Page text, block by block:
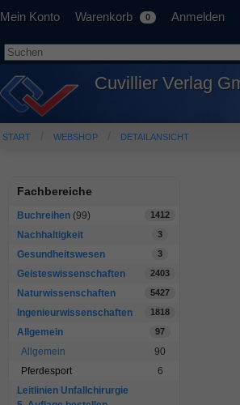
Mein Konto Warenkorb 0 Anmelden
Cuvillier Verlag
START WEBSHOP DETAILANSICHT
Fachbereiche
Buchreihen (99) 1412
Nachhaltigkeit 3
Gesundheitswesen 3
Geisteswissenschaften 2403
Naturwissenschaften 5427
Ingenieurwissenschaften 1818
Allgemein 97
Allgemein
90
Pferdesport
6
Leitlinien Unfallchirurgie